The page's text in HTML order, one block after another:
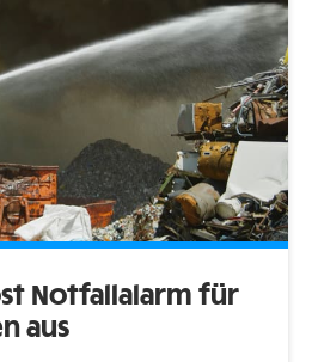
Notfallalarm für
aus